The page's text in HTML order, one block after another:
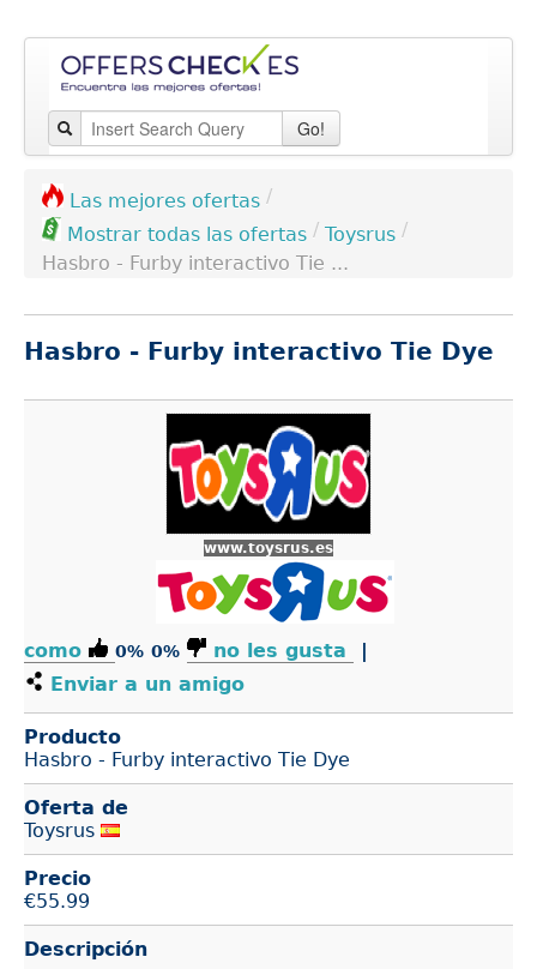
Go!
Las mejores ofertas /
Mostrar todas las ofertas / Toysrus /
Hasbro - Furby interactivo Tie ...
Hasbro - Furby interactivo Tie Dye
www.toysrus.es
como 0% 0% no les gusta
|
Enviar a un amigo
Producto
Hasbro - Furby interactivo Tie Dye
Oferta de
Toysrus
Precio
€55.99
Descripción